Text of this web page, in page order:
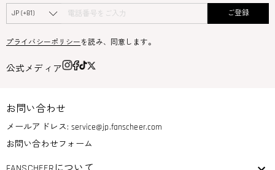
ご登録
プライバシーポリシー を読み、同意します。
公式メディア
お問い合わせ
メールアドレス:service@jp.fanscheer.com
お問い合わせフォーム